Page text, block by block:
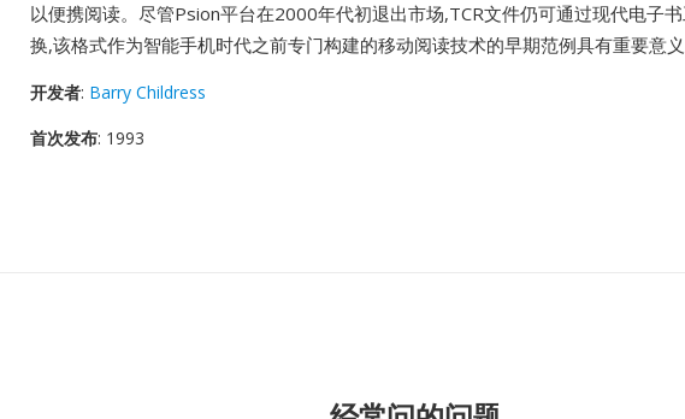
以便携阅读。尽管Psion平台在2000年代初退出市场,TCR文件仍可通过现代电子
换,该格式作为智能手机时代之前专门构建的移动阅读技术的早期范例具有重要意
开发者: Barry Childress
首次发布: 1993